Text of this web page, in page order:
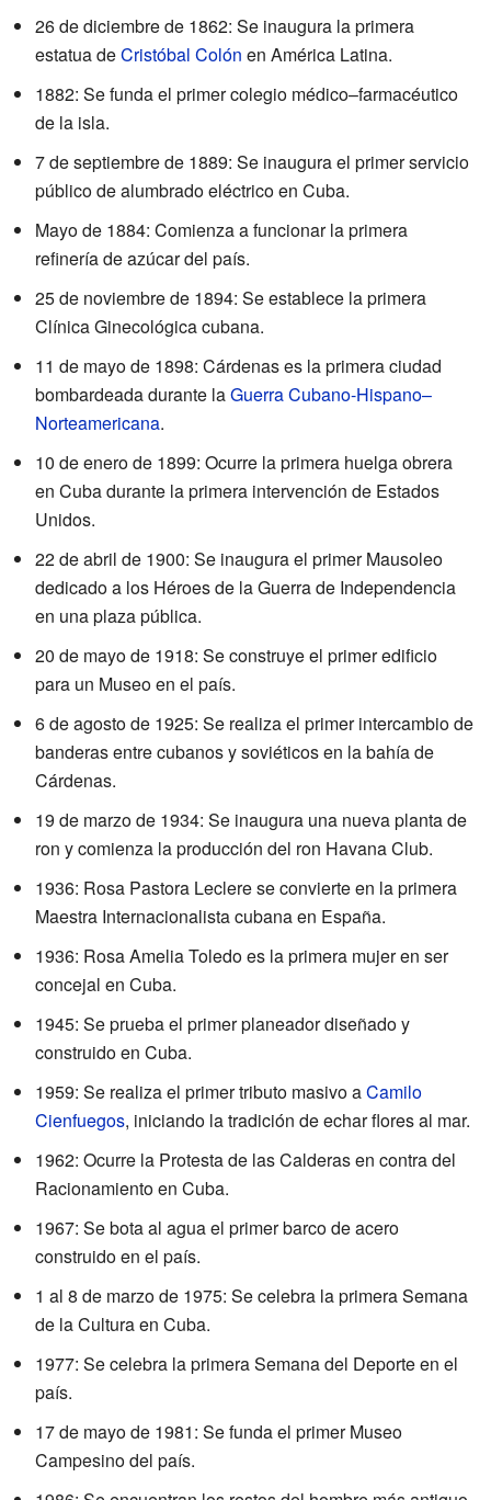
26 de diciembre de 1862: Se inaugura la primera
estatua deCristóbal Colón en América Latina.
1882: Se funda el primer colegio médico–farmacéutico
de la isla.
7 de septiembre de 1889: Se inaugura el primer servicio
público de alumbrado eléctrico en Cuba.
Mayo de 1884: Comienza a funcionar la primera
refinería de azúcar del país.
25 de noviembre de 1894: Se establece la primera
Clínica Ginecológica cubana.
11 de mayo de 1898: Cárdenas es la primera ciudad
bombardeada durante laGuerra Cubano-Hispano–
Norteamericana.
10 de enero de 1899: Ocurre la primera huelga obrera
en Cuba durante la primera intervención de Estados
Unidos.
22 de abril de 1900: Se inaugura el primer Mausoleo
dedicado a los Héroes de la Guerra de Independencia
en una plaza pública.
20 de mayo de 1918: Se construye el primer edificio
para un Museo en el país.
6 de agosto de 1925: Se realiza el primer intercambio de
banderas entre cubanos y soviéticos en la bahía de
Cárdenas.
19 de marzo de 1934: Se inaugura una nueva planta de
ron y comienza la producción del ron Havana Club.
1936: Rosa Pastora Leclere se convierte en la primera
Maestra Internacionalista cubana en España.
1936: Rosa Amelia Toledo es la primera mujer en ser
concejal en Cuba.
1945: Se prueba el primer planeador diseñado y
construido en Cuba.
1959: Se realiza el primer tributo masivo aCamilo
Cienfuegos, iniciando la tradición de echar flores al mar.
1962: Ocurre la Protesta de las Calderas en contra del
Racionamiento en Cuba.
1967: Se bota al agua el primer barco de acero
construido en el país.
1 al 8 de marzo de 1975: Se celebra la primera Semana
de la Cultura en Cuba.
1977: Se celebra la primera Semana del Deporte en el
país.
17 de mayo de 1981: Se funda el primer Museo
Campesino del país.